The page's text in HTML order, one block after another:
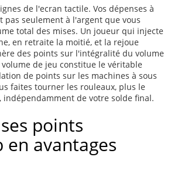
de l'ecran tactile. Vos dépenses à
pas seulement à l'argent que vous
total des mises. Un joueur qui injecte
en retraite la moitié, et la rejoue
des points sur l'intégralité du volume
volume de jeu constitue le véritable
de points sur les machines à sous
faites tourner les rouleaux, plus le
de votre solde final.
points
en avantages